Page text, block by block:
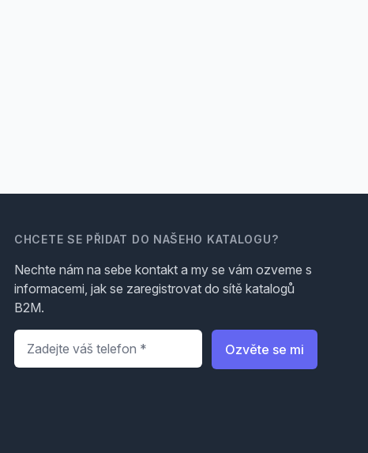
CHCETE SE PŘIDAT DO NAŠEHO KATALOGU?
Nechte nám na sebe kontakt a my se vám ozveme s
informacemi, jak se zaregistrovat do sítě katalogů
B2M.
Telefon
Ozvěte se mi